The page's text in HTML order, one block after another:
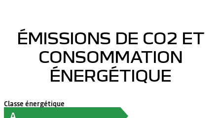
ÉMISSIONS DE CO2 ET
CONSOMMATION
ÉNERGÉTIQUE
Classe énergétique